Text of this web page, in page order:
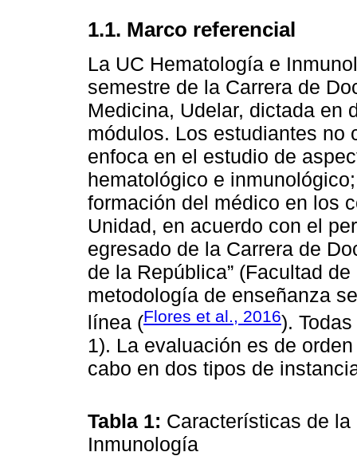
1.1. Marco referencial
La UC Hematología e
semestre de la Carrera de
Medicina, Udelar, dictada en
módulos. Los estudiantes no
enfoca en el estudio de
hematológico e
formación del médico en los
Unidad, en acuerdo con el
egresado de la Carrera de
de la República” (Facultad
metodología de enseñanza
línea (Flores et al., 2016).
1). La evaluación es de
cabo en dos tipos de
Tabla 1: Características de
Inmunología